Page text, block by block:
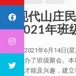
现代山庄
2021年班
于2021年6月14日(
举办了班级聚会。
的才能及兴趣，建